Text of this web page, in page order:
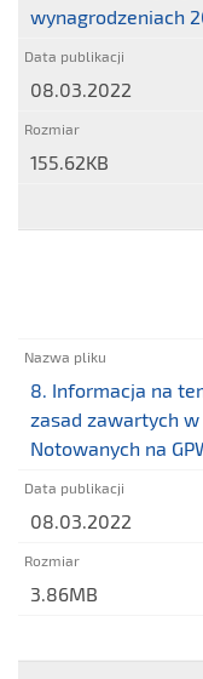
wynagrodzeniach
08.03.2022
155.62KB
Plik:
dot.
Sprawozdania
wynagrodzeniach
8. Informacja na
zasad zawartych w
Notowanych na
08.03.2022
3.86MB
Plik: